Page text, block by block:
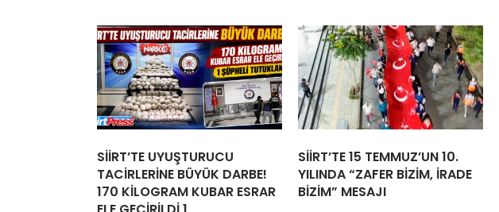
SİİRT’TE UYUŞTURUCU
TACİRLERİNE BÜYÜK DARBE!
170 KİLOGRAM KUBAR ESRAR
SİİRT’TE 15 TEMMUZ’UN 10.
YILINDA “ZAFER BİZİM, İRADE
BİZİM” MESAJI